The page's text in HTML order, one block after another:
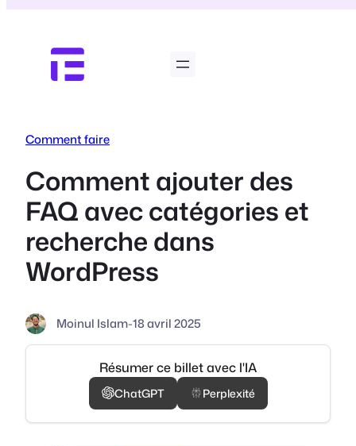
contenu
Comment faire
Comment ajouter des
FAQ avec catégories et
recherche dans
WordPress
Moinul Islam-18 avril 2025
Résumer ce billet avec l'IA
ChatGPT Perplexité